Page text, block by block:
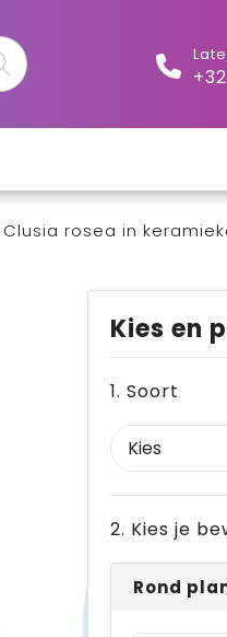
Clusia rosea in
Kies en
1. Soort
2. Kies je
Rond